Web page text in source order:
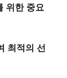
위한 중요
최적의 선